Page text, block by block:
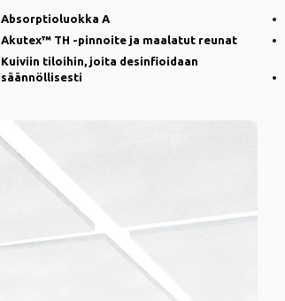
Absorptioluokka A
Akutex™ TH -pinnoite ja maalatut reunat
Kuiviin tiloihin, joita desinfioidaan
säännöllisesti